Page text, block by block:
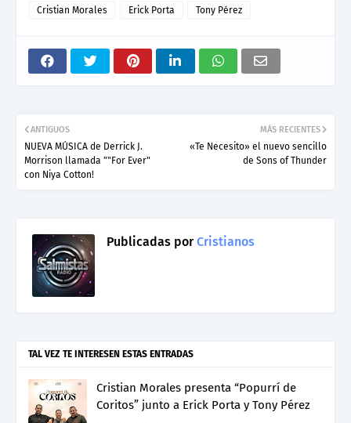
Cristian Morales Erick Porta Tony Pérez
MÁS RECIENTES
«Te Necesito» el nuevo sencillo
de Sons of Thunder
ANTIGUOS
NUEVA MÚSICA de Derrick J.
Morrison llamada ""For Ever"
con Niya Cotton!
Publicadas porCristianos
TAL VEZ TE INTERESEN ESTAS ENTRADAS
Cristian Morales presenta “Popurrí de
Coritos” junto a Erick Porta y Tony Pérez